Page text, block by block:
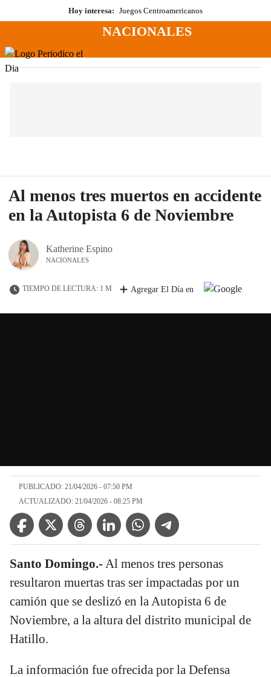
al
Hoy interesa: Juegos Centroamericanos
Menú
NACIONALES
Al menos tres muertos en accidente
en la Autopista 6 de Noviembre
Katherine Espino
NACIONALES
TIEMPO DE LECTURA: 1 M Agregar El Día en
PUBLICADO: 21/04/2026 - 07:50 PM
ACTUALIZADO: 21/04/2026 - 08:25 PM
Facebook IconTwitter IconThreads IconLinkedin IconWhatsApp IconTelegram Icon
Santo Domingo.-Al menos tres personas
resultaron muertas tras ser impactadas por un
camión que se deslizó en la Autopista 6 de
Noviembre, a la altura del distrito municipal de
Hatillo.
La información fue ofrecida por la Defensa